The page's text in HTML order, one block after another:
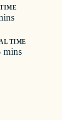
TIME
mins